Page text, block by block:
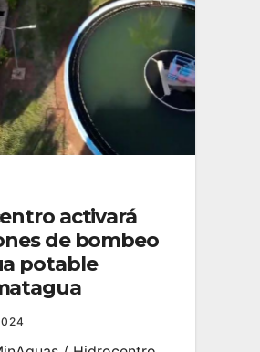
activará
de bombeo
potable